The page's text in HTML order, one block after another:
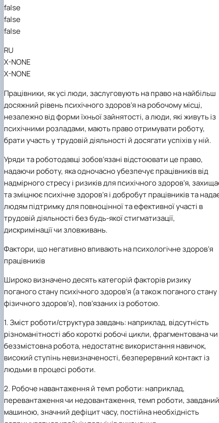
false
false
false
RU
X-NONE
X-NONE
Працівники, як усі люди, заслуговують на право на найбільш
досяжний рівень психічного здоров’я на робочому місці,
незалежно від форми їхньої зайнятості, а люди, які живуть із
психічними розладами, мають право отримувати роботу,
брати участь у трудовій діяльності й досягати успіхів у ній.
Уряди та роботодавці зобов’язані відстоювати це право,
надаючи роботу, яка одночасно убезпечує працівників від
надмірного стресу і ризиків для психічного здоров’я,
та зміцнює психічне здоров’я і добробут працівників та
людям підтримку для повноцінної та ефективної участі в
трудовій діяльності без будь-якої стигматизації,
дискримінації чи зловживань.
Фактори, що негативно впивають на психологічне здоров’я
працівників
Широко визначено десять категорій факторів ризику
поганого стану психічного здоров’я (а також поганого стану
фізичного здоров’я), пов’язаних із роботою.
1.Зміст роботи/структура завдань: наприклад, відсутність
різноманітності або короткі робочі цикли, фрагментована чи
беззмістовна робота, недостатнє використання навичок,
високий ступінь невизначеності, безперервний контакт із
людьми в процесі роботи.
2. Робоче навантаження й темп роботи: наприклад,
перевантаження чи недовантаження, темп роботи, завданий
машиною, значний дефіцит часу, постійна необхідність